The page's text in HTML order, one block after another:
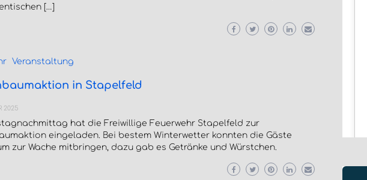
[…]
Veranstaltung
in Stapelfeld
2025
hat die Freiwillige Feuerwehr Stapelfeld zur
eingeladen. Bei bestem Winterwetter konnten die Gäste
zur Wache mitbringen, dazu gab es Getränke und Würstchen.